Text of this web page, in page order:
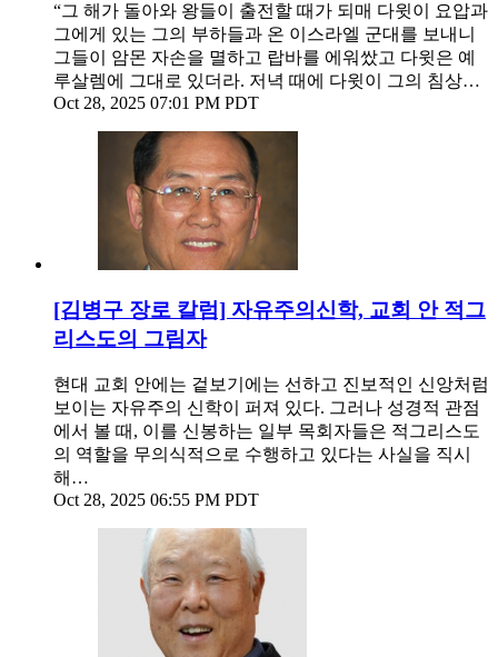
“그 해가 돌아와 왕들이 출전할 때가 되매 다윗이 요압과
그에게 있는 그의 부하들과 온 이스라엘 군대를 보내니
그들이 암몬 자손을 멸하고 랍바를 에워쌌고 다윗은 예
루살렘에 그대로 있더라. 저녁 때에 다윗이 그의 침상…
Oct 28, 2025 07:01 PM PDT
[김병구 장로 칼럼] 자유주의신학, 교회 안 적그
리스도의 그림자
현대 교회 안에는 겉보기에는 선하고 진보적인 신앙처럼
보이는 자유주의 신학이 퍼져 있다. 그러나 성경적 관점
에서 볼 때, 이를 신봉하는 일부 목회자들은 적그리스도
의 역할을 무의식적으로 수행하고 있다는 사실을 직시
해…
Oct 28, 2025 06:55 PM PDT